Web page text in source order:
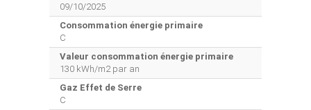
09/10/2025
Consommation énergie primaire
C
Valeur consommation énergie primaire
130 kWh/m2 par an
Gaz Effet de Serre
C